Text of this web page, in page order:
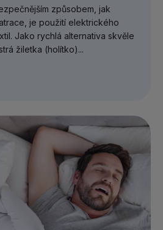
způsobem, jak
je použití elektrického
Jako rychlá alternativa skvěle
žiletka (holítko)...